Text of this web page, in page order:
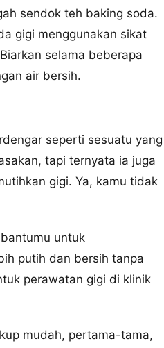
sendok teh baking soda.
gigi menggunakan sikat
selama beberapa
air bersih.
seperti sesuatu yang
tapi ternyata ia juga
gigi. Ya, kamu tidak
untuk
putih dan bersih tanpa
perawatan gigi di klinik
mudah, pertama-tama,